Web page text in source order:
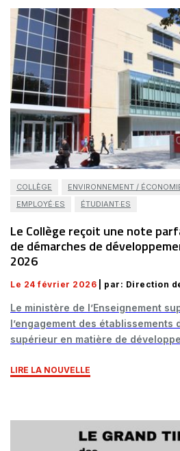
COLLÈGE
ENVIRONNEMENT /
EMPLOYÉ·ES
ÉTUDIANT·ES
Le Collège reçoit une note
de démarches de
2026
Le 24 février 2026 | par: Direction
Le ministère de l’Enseignement
l’engagement des établissements
supérieur en matière de
LIRE LA NOUVELLE